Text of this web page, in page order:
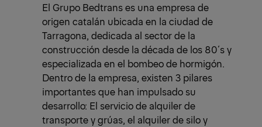
El Grupo Bedtrans es una empresa de
origen catalán ubicada en la ciudad de
Tarragona, dedicada al sector de la
construcción desde la década de los 80´s y
especializada en el bombeo de hormigón.
Dentro de la empresa, existen 3 pilares
importantes que han impulsado su
desarrollo: El servicio de alquiler de
transporte y grúas, el alquiler de silo y